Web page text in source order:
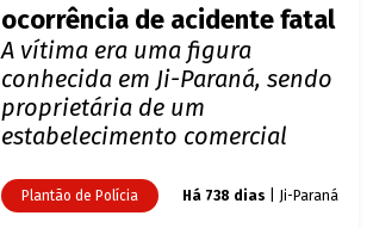
ocorrência de acidente fatal
A vítima era uma figura
conhecida em Ji-Paraná, sendo
proprietária de um
estabelecimento comercial
Plantão de Polícia Há 738 dias | Ji-Paraná